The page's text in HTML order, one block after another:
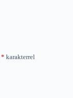
* karakterrel